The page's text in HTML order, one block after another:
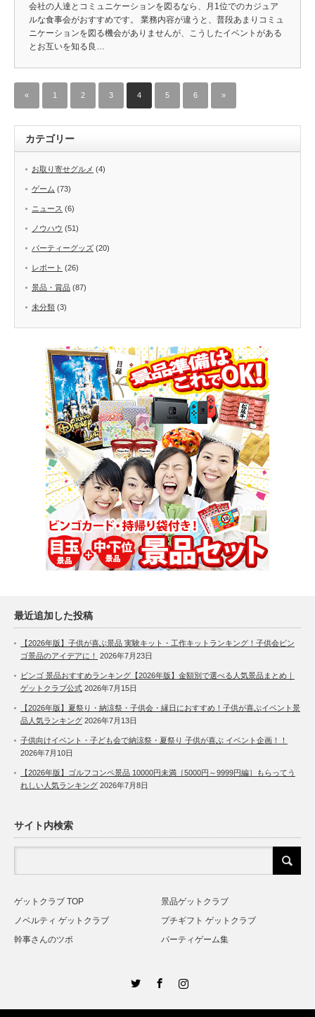
会社の人達とコミュニケーションを図るなら、月1位でのカジュア
ルな食事会がおすすめです。 業務内容が違うと、普段あまりコミュ
ニケーションを図る機会がありませんが、こうしたイベントがある
とお互いを知る良…
« 1 2 3 4 5 6 »
カテゴリー
お取り寄せグルメ (4)
ゲーム (73)
ニュース (6)
ノウハウ (51)
パーティーグッズ (20)
レポート (26)
景品・賞品 (87)
未分類 (3)
最近追加した投稿
【2026年版】子供が喜ぶ景品 実験キット・工作キットランキング！子供会ビン
ゴ景品のアイデアに！
2026年7月23日
ビンゴ 景品おすすめランキング【2026年版】金額別で選べる人気景品まとめ｜
ゲットクラブ公式 2026年7月15日
【2026年版】夏祭り・納涼祭・子供会・縁日におすすめ！子供が喜ぶイベント景
品人気ランキング 2026年7月13日
子供向けイベント・子ども会で納涼祭・夏祭り 子供が喜ぶ イベント企画！！
2026年7月10日
【2026年版】ゴルフコンペ景品 10000円未満［5000円～9999円編］もらってう
れしい人気ランキング 2026年7月8日
サイト内検索
ゲットクラブ TOP
景品ゲットクラブ
ノベルティ ゲットクラブ
プチギフト ゲットクラブ
幹事さんのツボ
パーティゲーム集